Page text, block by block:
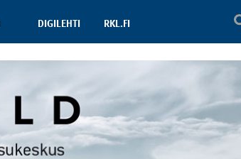
DIGILEHTI RKL.FI